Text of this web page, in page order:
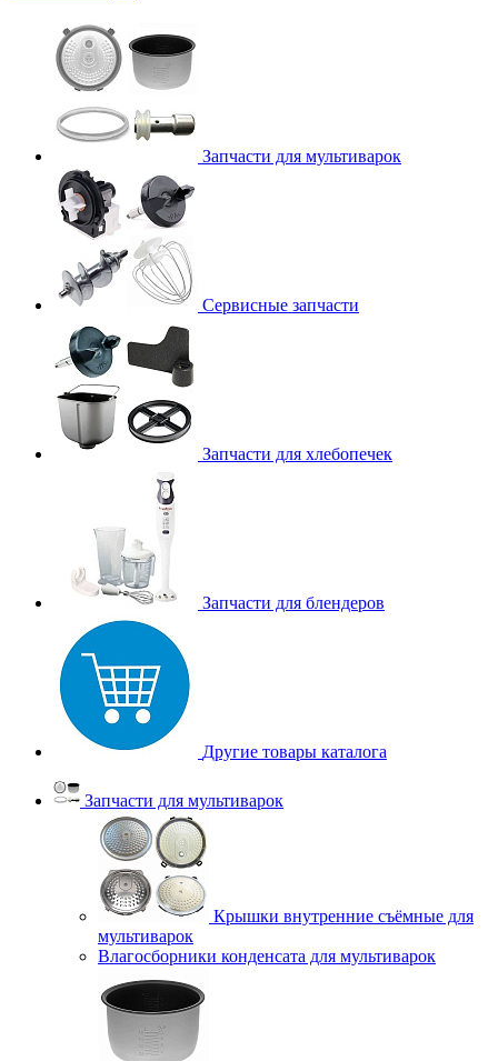
Запчасти для мультиварок
Сервисные запчасти
Запчасти для хлебопечек
Запчасти для блендеров
Другие товары каталога
Запчасти для мультиварок
Крышки внутренние съёмные для
мультиварок
Влагосборники конденсата для мультиварок